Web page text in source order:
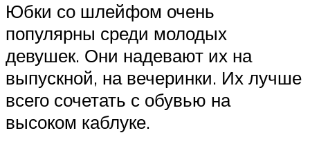
Юбки со шлейфом очень
популярны среди молодых
девушек. Они надевают их на
выпускной, на вечеринки. Их лучше
всего сочетать с обувью на
высоком каблуке.